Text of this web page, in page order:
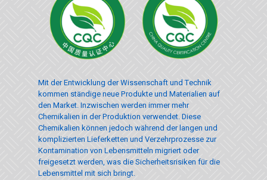
Mit der Entwicklung der Wissenschaft und Technik
kommen ständige neue Produkte und Materialien auf
den Market. Inzwischen werden immer mehr
Chemikalien in der Produktion verwendet. Diese
Chemikalien können jedoch während der langen und
komplizierten Lieferketten und Verzehrprozesse zur
Kontamination von Lebensmitteln migriert oder
freigesetzt werden, was die Sicherheitsrisiken für die
Lebensmittel mit sich bringt.